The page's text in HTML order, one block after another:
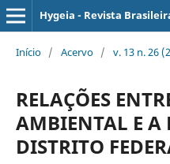
Hygeia - Revista
Início / Acervo / v. 13 n. 26
RELAÇÕES
AMBIENTAL E A
DISTRITO